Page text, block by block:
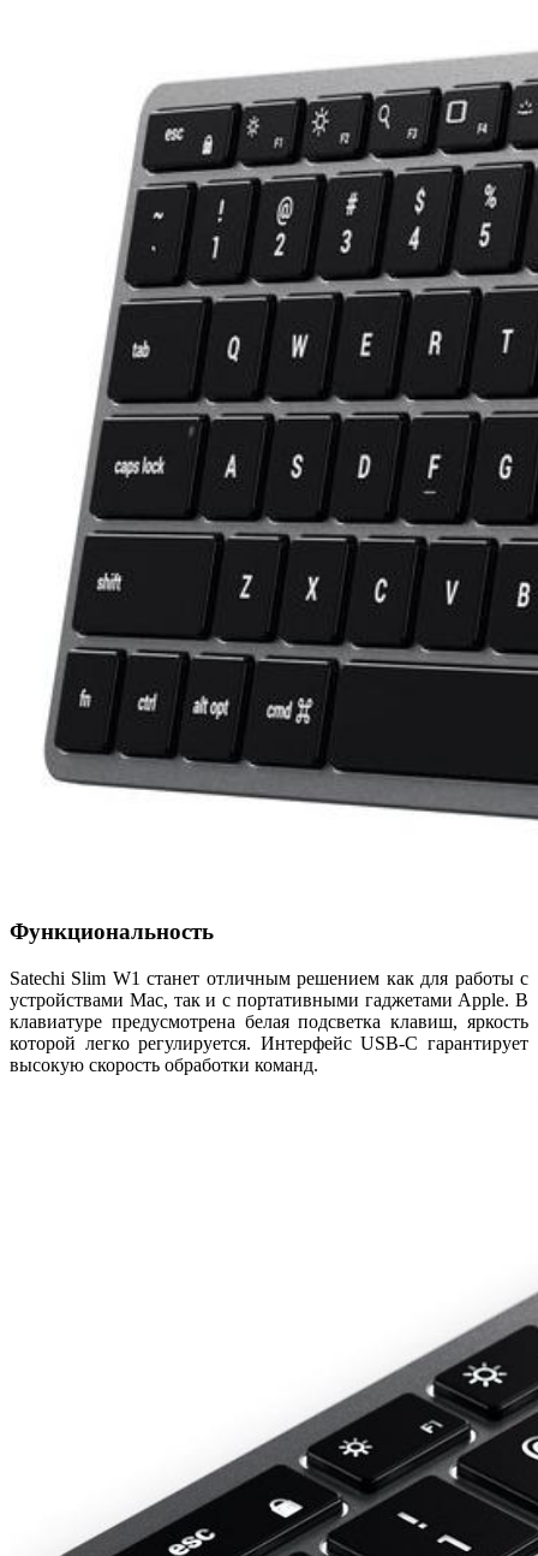
Функциональность
Satechi Slim W1 станет отличным решением как для работы с
устройствами Mac, так и с портативными гаджетами Apple. В
клавиатуре предусмотрена белая подсветка клавиш, яркость
которой легко регулируется. Интерфейс USB-C гарантирует
высокую скорость обработки команд.